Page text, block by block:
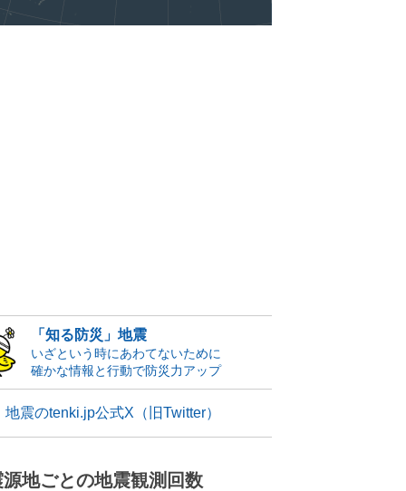
「知る防災」地震
いざという時にあわてないために
確かな情報と行動で防災力アップ
地震のtenki.jp公式X（旧Twitter）
源地ごとの地震観測回数